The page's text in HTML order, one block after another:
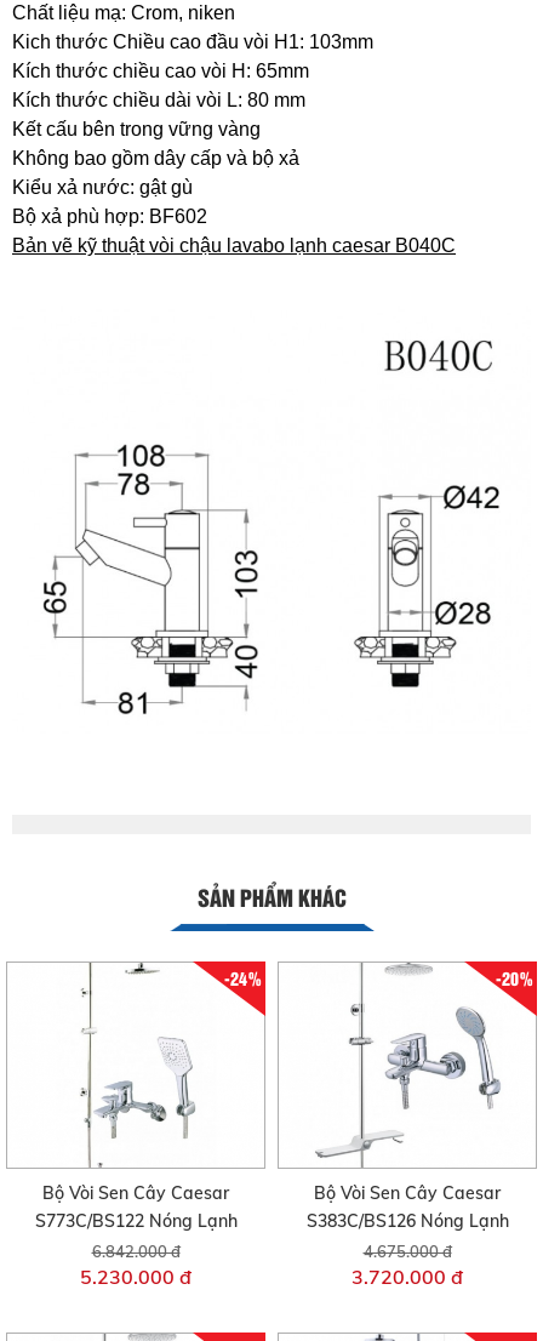
Chất liệu mạ: Crom, niken
Kich thước Chiều cao đầu vòi H1: 103mm
Kích thước chiều cao vòi H: 65mm
Kích thước chiều dài vòi L: 80 mm
Kết cấu bên trong vững vàng
Không bao gồm dây cấp và bộ xả
Kiểu xả nước: gật gù
Bộ xả phù hợp: BF602
Bản vẽ kỹ thuật vòi chậu lavabo lạnh caesar B040C
SẢN PHẨM KHÁC
-24%
Bộ Vòi Sen Cây Caesar
S773C/BS122 Nóng Lạnh
6.842.000 đ
5.230.000 đ
-20%
Bộ Vòi Sen Cây Caesar
S383C/BS126 Nóng Lạnh
4.675.000 đ
3.720.000 đ